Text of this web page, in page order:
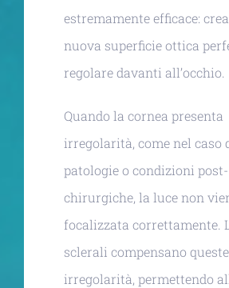
estremamente efficace:
nuova superficie ottica
regolare davanti all’occhio.
Quando la cornea presenta
irregolarità, come nel caso
patologie o condizioni post-
chirurgiche, la luce non
focalizzata correttamente.
sclerali compensano queste
irregolarità, permettendo